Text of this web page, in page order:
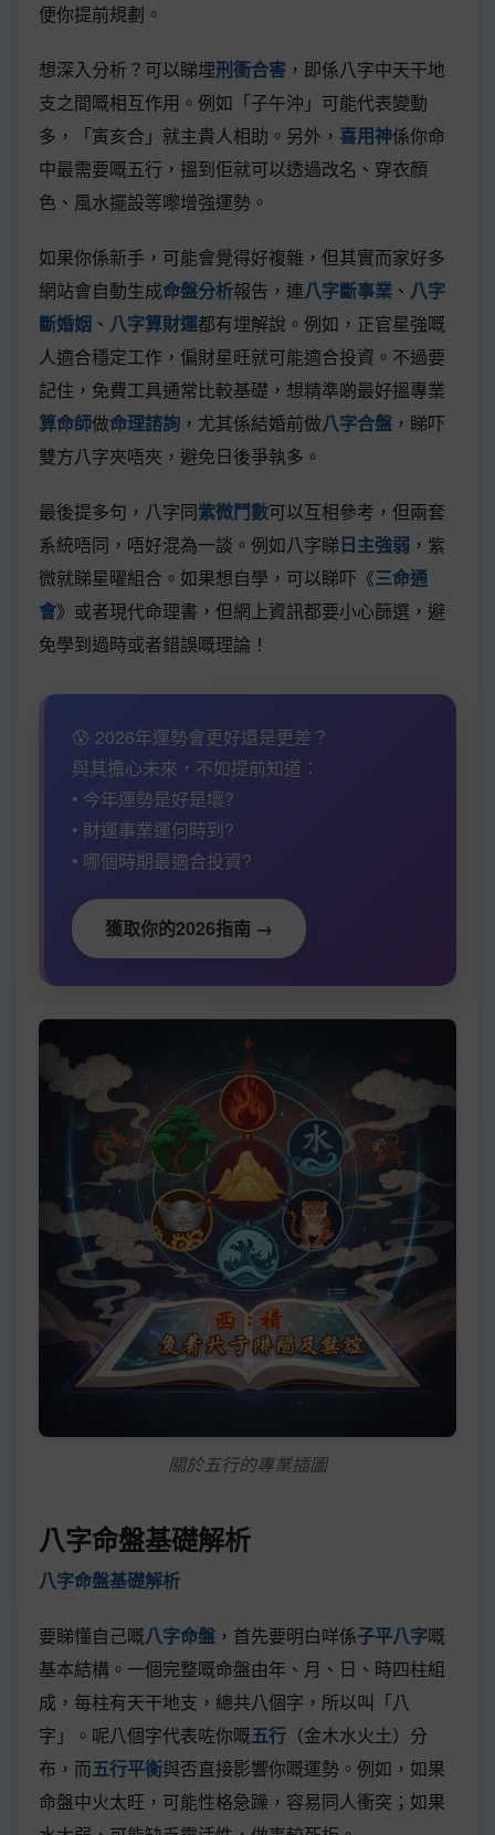
便你提前規劃。
想深入分析？可以睇埋刑衝合害 ，即係八字中天干地
支之間嘅相互作用。例如「子午沖」可能代表變動
多，「寅亥合」就主貴人相助。另外， 喜用神係你命
中最需要嘅五行，搵到佢就可以透過改名、穿衣顏
色、風水擺設等嚟增強運勢。
如果你係新手，可能會覺得好複雜，但其實而家好多
網站會自動生成命盤分析報告，連八字斷事業 、 八字
斷婚姻 、 八字算財運都有埋解說。例如，正官星強嘅
人適合穩定工作，偏財星旺就可能適合投資。不過要
記住，免費工具通常比較基礎，想精準啲最好搵專業
算命師做命理諮詢 ，尤其係結婚前做八字合盤 ，睇吓
雙方八字夾唔夾，避免日後爭執多。
最後提多句，八字同紫微鬥數可以互相參考，但兩套
系統唔同，唔好混為一談。例如八字睇日主強弱 ，紫
微就睇星曜組合。如果想自學，可以睇吓《三命通
會》或者現代命理書，但網上資訊都要小心篩選，避
免學到過時或者錯誤嘅理論！
😰 2026年運勢會更好還是更差？
與其擔心未來，不如提前知道：
• 今年運勢是好是壞?
• 財運事業運何時到?
• 哪個時期最適合投資?
獲取你的2026指南 →
關於五行的專業插圖
八字命盤基礎解析
八字命盤基礎解析
要睇懂自己嘅八字命盤 ，首先要明白咩係子平八字嘅
基本結構。一個完整嘅命盤由年、月、日、時四柱組
成，每柱有天干地支，總共八個字，所以叫「八
字」。呢八個字代表咗你嘅五行 （金木水火土）分
布，而五行平衡與否直接影響你嘅運勢。例如，如果
命盤中火太旺，可能性格急躁，容易同人衝突；如果